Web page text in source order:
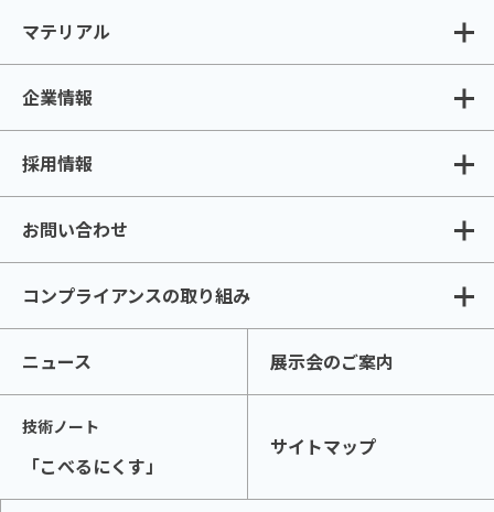
マテリアル
企業情報
採用情報
お問い合わせ
コンプライアンスの取り組み
ニュース 展示会のご案内
技術ノート
「こべるにくす」
サイトマップ